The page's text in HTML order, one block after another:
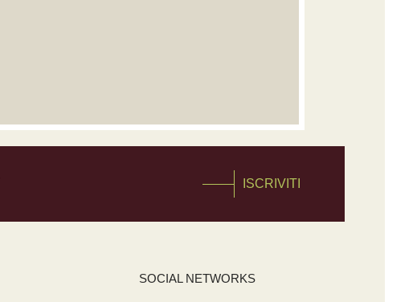
ISCRIVITI
SOCIAL NETWORKS